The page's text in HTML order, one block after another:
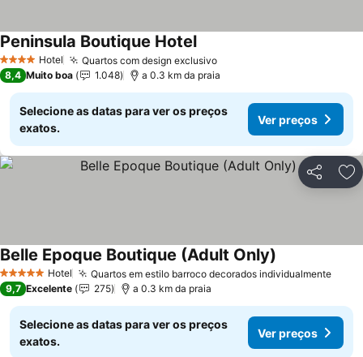
4 EstrelasHotel Quartos com design exclusivoVer preços
Peninsula Boutique HotelVer preços
8,4 Muito boa 1.048 a 0.3 km da praia
Selecione as datas para ver os preços
exatos.
Ver preços
Partilhar
5 Estrelas Hotel Quartos em estilo barroco decorados individualmenteVer
Belle Epoque Boutique (Adult Only)
9,7 Excelente 275 a 0.3 km da praia
Selecione as datas para ver os preços
exatos.
Ver preços